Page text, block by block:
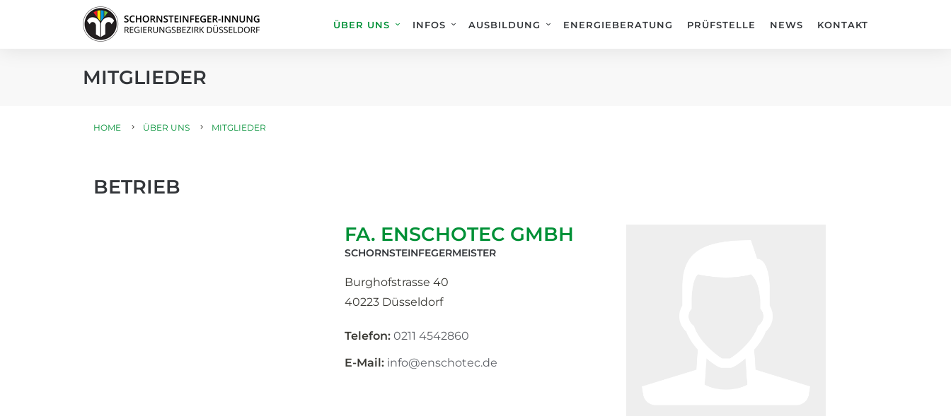
ÜBER UNS INFOS AUSBILDUNG ENERGIEBERATUNG PRÜFSTELLE NEWS KONTAKT
MITGLIEDER
HOME ÜBER UNS MITGLIEDER
BETRIEB
FA. ENSCHOTEC GMBH
SCHORNSTEINFEGERMEISTER
Burghofstrasse 40
40223 Düsseldorf
Telefon: 0211 4542860
E-Mail: info@enschotec.de